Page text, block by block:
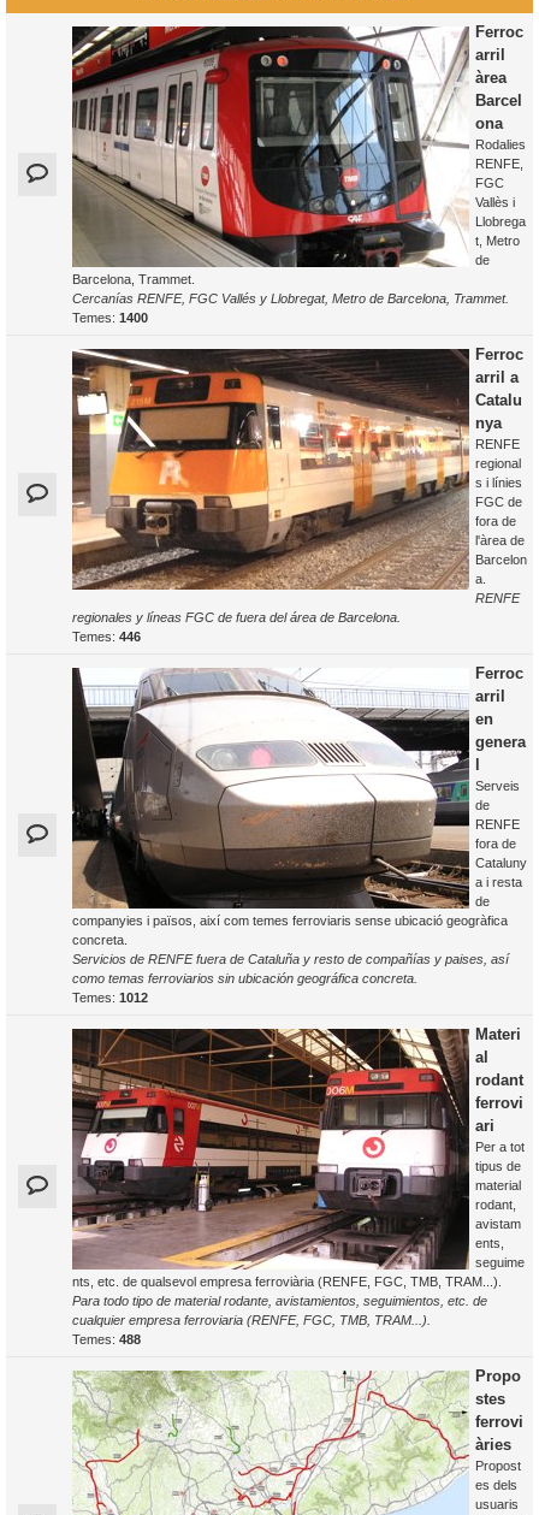
Ferroc
arril
àrea
Barcel
ona
Rodalies
RENFE,
FGC
Vallès i
Llobrega
t, Metro
de
Barcelona, Trammet.
Cercanías RENFE, FGC Vallés y Llobregat, Metro de Barcelona, Trammet.
Temes: 1400
Ferroc
arril a
Catalu
nya
RENFE
regional
s i línies
FGC de
fora de
l'àrea de
Barcelon
a.
RENFE
regionales y líneas FGC de fuera del área de Barcelona.
Temes: 446
Ferroc
arril
en
genera
Serveis
de
RENFE
fora de
Cataluny
a i resta
de
companyies i països, així com temes ferroviaris sense ubicació geogràfica
concreta.
Servicios de RENFE fuera de Cataluña y resto de compañías y paises, así
como temas ferroviarios sin ubicación geográfica concreta.
Temes: 1012
Materi
al
rodant
ferrovi
ari
Per a tot
tipus de
material
rodant,
avistam
ents,
seguime
nts, etc. de qualsevol empresa ferroviària (RENFE, FGC, TMB, TRAM...).
Para todo tipo de material rodante, avistamientos, seguimientos, etc. de
cualquier empresa ferroviaria (RENFE, FGC, TMB, TRAM...).
Temes: 488
Propo
stes
ferrovi
àries
Propost
es dels
usuaris